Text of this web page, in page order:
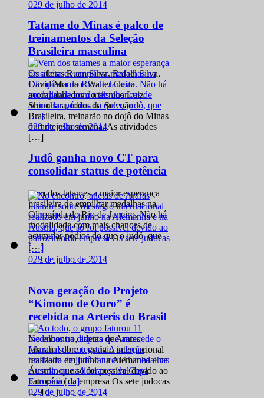
029 de julho de 2014
Tatame do Minas é palco de
treinamentos da Seleção
Brasileira masculina
Os atletas Ruan Silva, Rafael Silva,
David Moura e Walter Costa
acompanhados do técnico Luiz
Shinohara, todos da Seleção
Brasileira, treinarão no dojô do Minas
durante esta semana. As atividades
[…]
029 de julho de 2014
Judô ganha novo CT para
consolidar status de potência
Vem dos tatames a maior esperança
brasileira de empilhar medalhas na
Olimpíada do Rio de Janeiro. Não há
modalidade com mais chances de
acumular pódios do que o judô, que
[…]
029 de julho de 2014
Nova geração do Projeto
“Kimono de Ouro” é
recebida na Arteris do Brasil
No encontro, atletas de Araras
falaram sobre o estágio internacional
realizado em junho na Alemanha e na
Áustria, que só foi possível devido ao
patrocínio da empresa Os sete judocas
[…]
029 de julho de 2014